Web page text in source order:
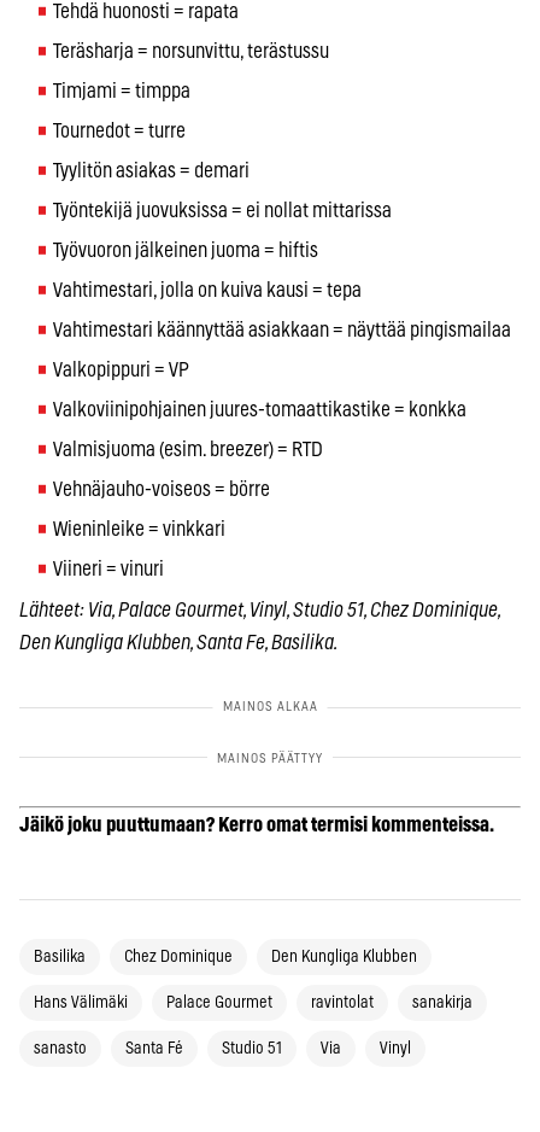
Tehdä huonosti = rapata
Teräsharja = norsunvittu, terästussu
Timjami = timppa
Tournedot = turre
Tyylitön asiakas = demari
Työntekijä juovuksissa = ei nollat mittarissa
Työvuoron jälkeinen juoma = hiftis
Vahtimestari, jolla on kuiva kausi = tepa
Vahtimestari käännyttää asiakkaan = näyttää pingismailaa
Valkopippuri = VP
Valkoviinipohjainen juures-tomaattikastike = konkka
Valmisjuoma (esim. breezer) = RTD
Vehnäjauho-voiseos = börre
Wieninleike = vinkkari
Viineri = vinuri
Lähteet: Via, Palace Gourmet, Vinyl, Studio 51, Chez Dominique,
Den Kungliga Klubben, Santa Fe, Basilika.
Jäikö joku puuttumaan? Kerro omat termisi kommenteissa.
Basilika Chez Dominique Den Kungliga Klubben
Hans Välimäki Palace Gourmet ravintolat sanakirja
sanasto Santa Fé Studio 51 Via Vinyl